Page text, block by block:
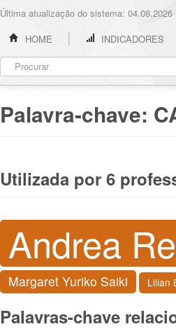
Última atualização do sistema: 04.08.2026
HOME
INDICADORES
Palavra-chave:
Utilizada por 6
Andrea
Margaret Yuriko Saiki Lilian
Palavras-chave